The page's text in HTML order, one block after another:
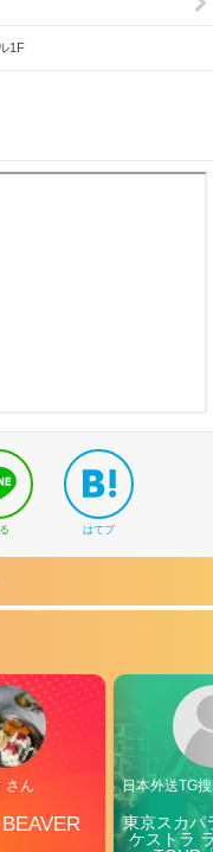
1F
はてブ
さん 日本外送TG
東京スカパ
ケストラ